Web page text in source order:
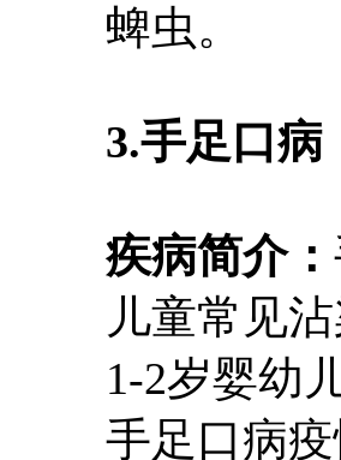
蜱虫。
3.手足口病
疾病简介：
儿童常见
1-2岁婴幼
手足口病